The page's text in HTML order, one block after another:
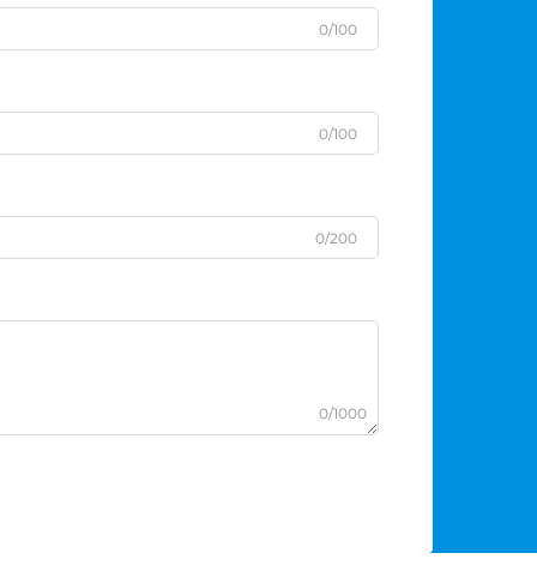
0/100
0/100
0/200
0/1000